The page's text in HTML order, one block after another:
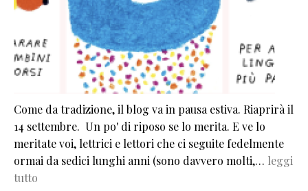
Come da tradizione, il blog va in pausa estiva. Riaprirà il
14 settembre. Un po' di riposo se lo merita. E ve lo
meritate voi, lettrici e lettori che ci seguite fedelmente
ormai da sedici lunghi anni (sono davvero molti,… leggi
tutto